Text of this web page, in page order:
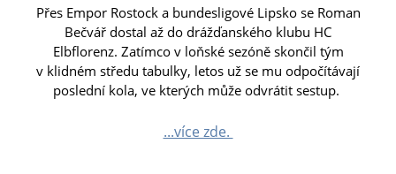
Přes Empor Rostock a bundesligové Lipsko se Roman
Bečvář dostal až do drážďanského klubu HC
Elbflorenz. Zatímco v loňské sezóně skončil tým
v klidném středu tabulky, letos už se mu odpočítávají
poslední kola, ve kterých může odvrátit sestup.
...více zde.